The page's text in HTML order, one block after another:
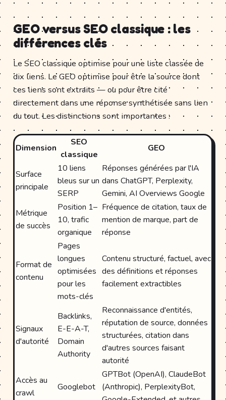
GEO versus SEO classique : les
différences clés
Le SEO classique optimise pour une liste classée de
dix liens. Le GEO optimise pour être la source dont
ces liens sont extraits — ou pour être cité
directement dans une réponse synthétisée sans lien
du tout. Les distinctions sont importantes :
Dimension
SEO
classique
GEO
Surface
principale
10 liens
bleus sur un
SERP
Réponses générées par l'IA
dans ChatGPT, Perplexity,
Gemini, AI Overviews Google
Métrique
de succès
Position 1–
10, trafic
organique
Fréquence de citation, taux de
mention de marque, part de
réponse
Format de
contenu
Pages
longues
optimisées
pour les
mots-clés
Contenu structuré, factuel, avec
des définitions et réponses
facilement extractibles
Signaux
d'autorité
Backlinks,
E-E-A-T,
Domain
Authority
Reconnaissance d'entités,
réputation de source, données
structurées, citation dans
d'autres sources faisant
autorité
Accès au
crawl
Googlebot
GPTBot (OpenAI), ClaudeBot
(Anthropic), PerplexityBot,